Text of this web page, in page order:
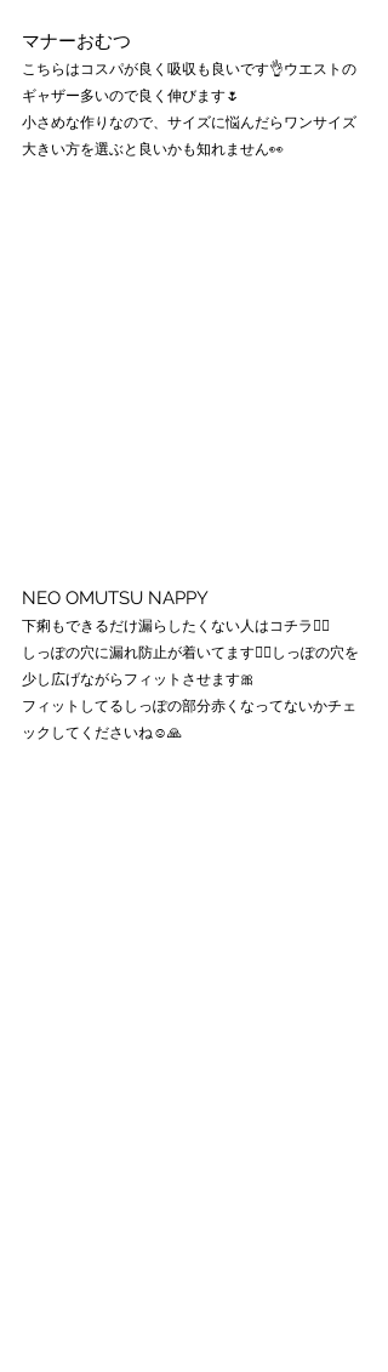
マナーおむつ
こちらはコスパが良く吸収も良いです👌ウエストの
ギャザー多いので良く伸びます🌷
小さめな作りなので、サイズに悩んだらワンサイズ
大きい方を選ぶと良いかも知れません👀
NEO OMUTSU NAPPY
下痢もできるだけ漏らしたくない人はコチラ💁‍♀️
しっぽの穴に漏れ防止が着いてます🙆‍♀️しっぽの穴を
少し広げながらフィットさせます🎀
フィットしてるしっぽの部分赤くなってないかチェ
ックしてくださいね☺️🙏